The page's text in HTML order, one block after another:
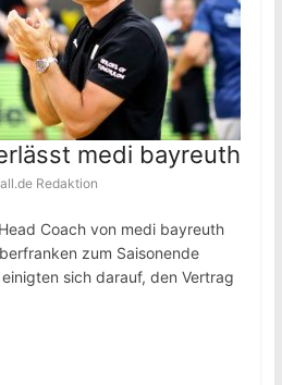
medi bayreuth
Redaktion
Coach von medi bayreuth
zum Saisonende
sich darauf, den Vertrag